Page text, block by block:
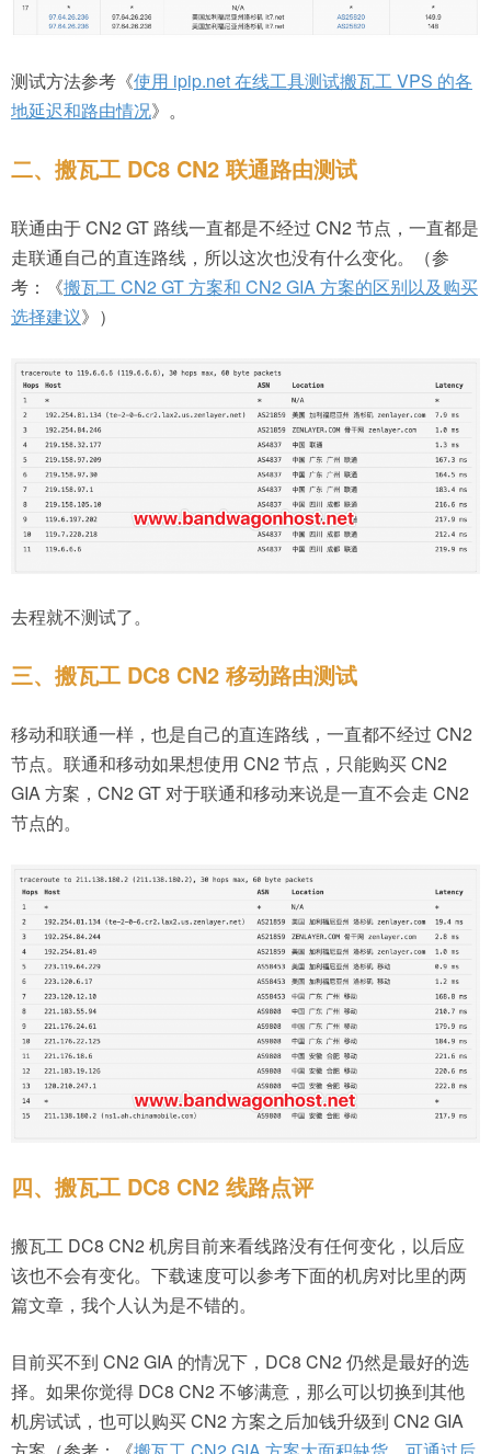
测试方法参考《使用 ipip.net 在线工具测试搬瓦工 VPS 的各
地延迟和路由情况》。
二、搬瓦工 DC8 CN2 联通路由测试
联通由于 CN2 GT 路线一直都是不经过 CN2 节点，一直都是
走联通自己的直连路线，所以这次也没有什么变化。（参
考：《搬瓦工 CN2 GT 方案和 CN2 GIA 方案的区别以及购买
选择建议》）
去程就不测试了。
三、搬瓦工 DC8 CN2 移动路由测试
移动和联通一样，也是自己的直连路线，一直都不经过 CN2
节点。联通和移动如果想使用 CN2 节点，只能购买 CN2
GIA 方案，CN2 GT 对于联通和移动来说是一直不会走 CN2
节点的。
四、搬瓦工 DC8 CN2 线路点评
搬瓦工 DC8 CN2 机房目前来看线路没有任何变化，以后应
该也不会有变化。下载速度可以参考下面的机房对比里的两
篇文章，我个人认为是不错的。
目前买不到 CN2 GIA 的情况下，DC8 CN2 仍然是最好的选
择。如果你觉得 DC8 CN2 不够满意，那么可以切换到其他
机房试试，也可以购买 CN2 方案之后加钱升级到 CN2 GIA